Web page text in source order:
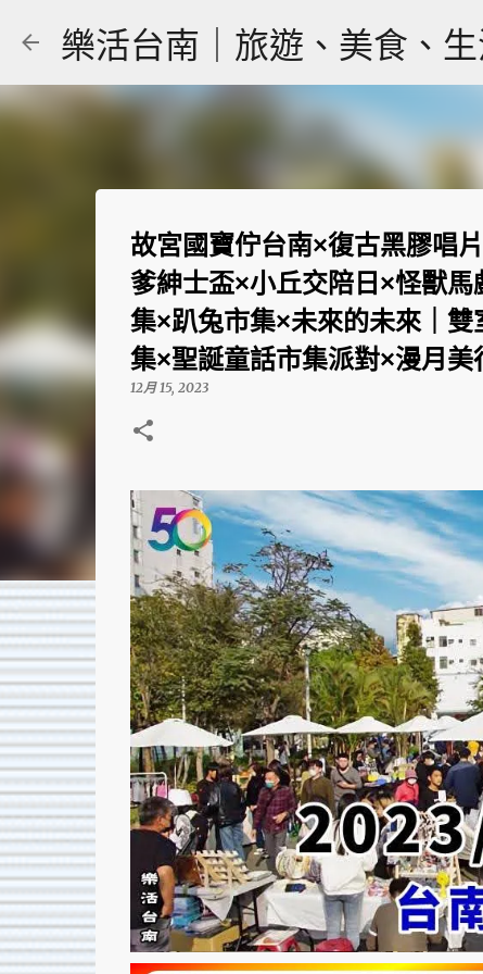
樂活台南｜旅遊、美食、
故宮國寶佇台南×復古黑膠唱
爹紳士盃×小丘交陪日×怪獸
集×趴兔市集×未來的未來｜
集×聖誕童話市集派對×漫月
12月 15, 2023